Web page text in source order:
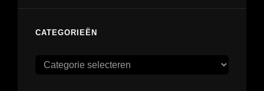
CATEGORIEËN
Categorieën